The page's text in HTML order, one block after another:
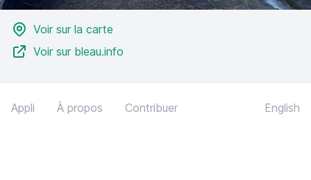
Voir sur la carte
Voir sur bleau.info
Appli À propos Contribuer English